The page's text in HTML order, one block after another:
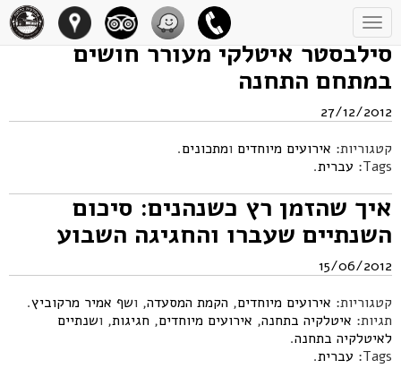
Toggle
navigation
סילבסטר איטלקי מעורר חושים
במתחם התחנה
27/12/2012
קטגוריות: אירועים מיוחדים ומתכונים.
Tags: עברית.
איך שהזמן רץ כשנהנים: סיכום
השנתיים שעברו והחגיגה השבוע
15/06/2012
קטגוריות: אירועים מיוחדים, הקמת המסעדה, ושף אמיר מרקוביץ.
תגיות: איטלקיה בתחנה, אירועים מיוחדים, חגיגות, ושנתיים
לאיטלקיה בתחנה.
Tags: עברית.